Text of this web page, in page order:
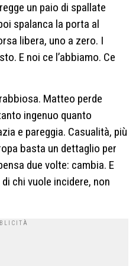
un paio di spallate
spalanca la porta al
libera, uno a zero. I
E noi ce l’abbiamo. Ce
Matteo perde
ingenuo quanto
e pareggia. Casualità, più
basta un dettaglio per
due volte: cambia. E
chi vuole incidere, non